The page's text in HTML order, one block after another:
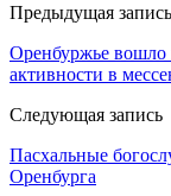
Предыдущая запись
Оренбуржье
активности в
Следующая запись
Пасхальные
Оренбурга